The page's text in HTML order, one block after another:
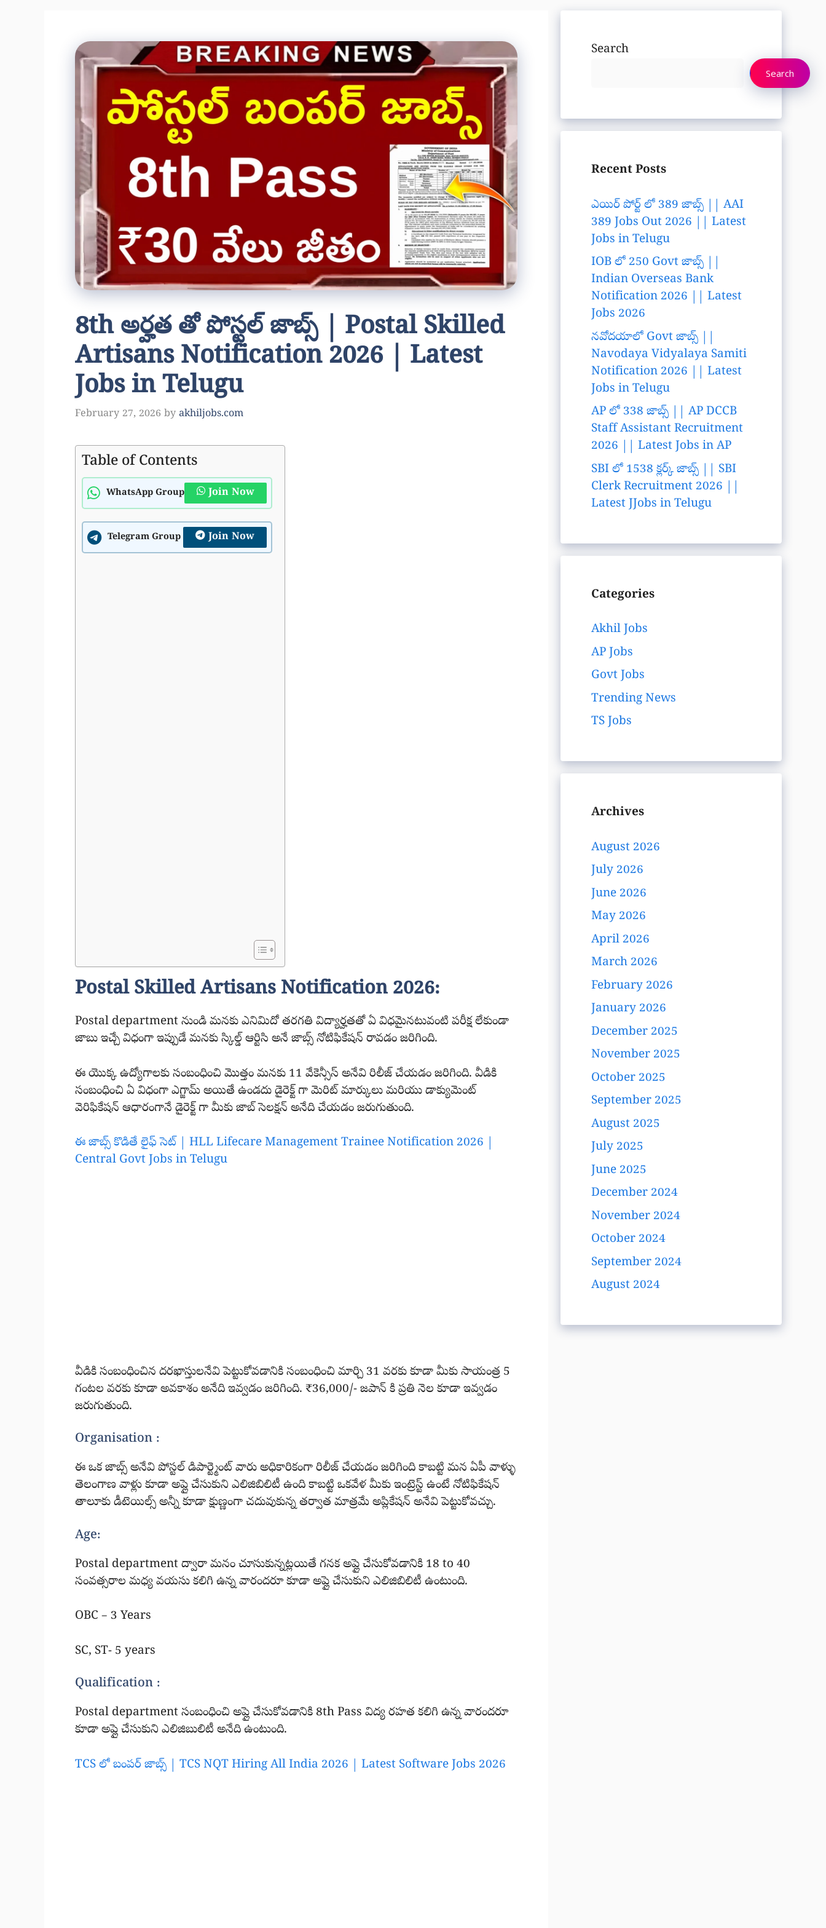
8th అర్హత తో పోస్టల్ జాబ్స్ | Postal Skilled
Artisans Notification 2026 | Latest
Jobs in Telugu
February 27, 2026 by akhiljobs.com
Table of Contents
WhatsApp Group Join Now
Telegram Group Join Now
Postal Skilled Artisans Notification 2026:
Postal department నుండి మనకు ఎనిమిదో తరగతి విద్యార్హతతో ఏ విధమైనటువంటి పరీక్ష లేకుండా
జాబు ఇచ్చే విధంగా ఇప్పుడే మనకు స్కిల్డ్ ఆర్టిసి అనే జాబ్స్ నోటిఫికేషన్ రావడం జరిగింది.
ఈ యొక్క ఉద్యోగాలకు సంబంధించి మొత్తం మనకు 11 వేకెన్సీస్ అనేవి రిలీజ్ చేయడం జరిగింది. వీడికి
సంబంధించి ఏ విధంగా ఎగ్జామ్ అయితే ఉండదు డైరెక్ట్ గా మెరిట్ మార్కులు మరియు డాక్యుమెంట్
వెరిఫికేషన్ ఆధారంగానే డైరెక్ట్ గా మీకు జాబ్ సెలక్షన్ అనేది చేయడం జరుగుతుంది.
ఈ జాబ్స్ కొడితే లైఫ్ సెట్ | HLL Lifecare Management Trainee Notification 2026 |
Central Govt Jobs in Telugu
వీడికి సంబంధించిన దరఖాస్తులనేవి పెట్టుకోవడానికి సంబంధించి మార్చి 31 వరకు కూడా మీకు సాయంత్ర 5
గంటల వరకు కూడా అవకాశం అనేది ఇవ్వడం జరిగింది. ₹36,000/- జపాన్ కి ప్రతి నెల కూడా ఇవ్వడం
జరుగుతుంది.
Organisation :
ఈ ఒక జాబ్స్ అనేవి పోస్టల్ డిపార్ట్మెంట్ వారు అధికారికంగా రిలీజ్ చేయడం జరిగింది కాబట్టి మన ఏపీ వాళ్ళు
తెలంగాణ వాళ్లు కూడా అప్లై చేసుకుని ఎలిజిబిలిటీ ఉంది కాబట్టి ఒకవేళ మీకు ఇంట్రెస్ట్ ఉంటే నోటిఫికేషన్
తాలూకు డీటెయిల్స్ అన్నీ కూడా క్షుణ్ణంగా చదువుకున్న తర్వాత మాత్రమే అప్లికేషన్ అనేవి పెట్టుకోవచ్చు.
Age:
Postal department ద్వారా మనం చూసుకున్నట్లయితే గనక అప్లై చేసుకోవడానికి 18 to 40
సంవత్సరాల మధ్య వయసు కలిగి ఉన్న వారందరూ కూడా అప్లై చేసుకుని ఎలిజిబిలిటీ ఉంటుంది.
OBC – 3 Years
SC, ST- 5 years
Qualification :
Postal department సంబంధించి అప్లై చేసుకోవడానికి 8th Pass విద్య రహత కలిగి ఉన్న వారందరూ
కూడా అప్లై చేసుకుని ఎలిజిబులిటీ అనేది ఉంటుంది.
TCS లో బంపర్ జాబ్స్ | TCS NQT Hiring All India 2026 | Latest Software Jobs 2026
Search
Search
Recent Posts
ఎయిర్ పోర్ట్ లో 389 జాబ్స్ || AAI
389 Jobs Out 2026 || Latest
Jobs in Telugu
IOB లో 250 Govt జాబ్స్ ||
Indian Overseas Bank
Notification 2026 || Latest
Jobs 2026
నవోదయాలో Govt జాబ్స్ ||
Navodaya Vidyalaya Samiti
Notification 2026 || Latest
Jobs in Telugu
AP లో 338 జాబ్స్ || AP DCCB
Staff Assistant Recruitment
2026 || Latest Jobs in AP
SBI లో 1538 క్లర్క్ జాబ్స్ || SBI
Clerk Recruitment 2026 ||
Latest JJobs in Telugu
Categories
Akhil Jobs
AP Jobs
Govt Jobs
Trending News
TS Jobs
Archives
August 2026
July 2026
June 2026
May 2026
April 2026
March 2026
February 2026
January 2026
December 2025
November 2025
October 2025
September 2025
August 2025
July 2025
June 2025
December 2024
November 2024
October 2024
September 2024
August 2024